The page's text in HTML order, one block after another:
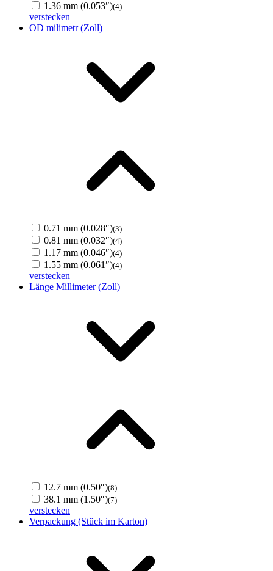
1.36 mm (0.053″)(4)
verstecken
OD milimetr (Zoll)
0.71 mm (0.028″)(3)
0.81 mm (0.032″)(4)
1.17 mm (0.046″)(4)
1.55 mm (0.061″)(4)
verstecken
Länge Millimeter (Zoll)
12.7 mm (0.50″)(8)
38.1 mm (1.50″)(7)
verstecken
Verpackung (Stück im Karton)